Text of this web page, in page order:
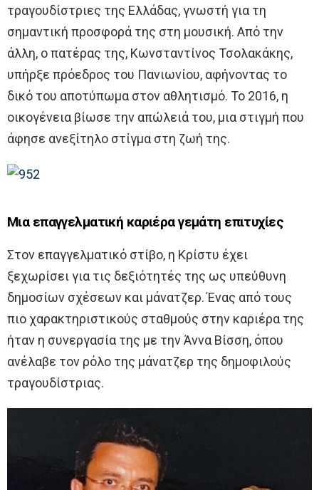
τραγουδίστριες της Ελλάδας, γνωστή για τη
σημαντική προσφορά της στη μουσική. Από την
άλλη, ο πατέρας της, Κωνσταντίνος Τσολακάκης,
υπήρξε πρόεδρος του Πανιωνίου, αφήνοντας το
δικό του αποτύπωμα στον αθλητισμό. Το 2016, η
οικογένεια βίωσε την απώλειά του, μια στιγμή που
άφησε ανεξίτηλο στίγμα στη ζωή της.
Μια επαγγελματική καριέρα γεμάτη επιτυχίες
Στον επαγγελματικό στίβο, η Κρίστυ έχει
ξεχωρίσει για τις δεξιότητές της ως υπεύθυνη
δημοσίων σχέσεων και μάνατζερ. Ένας από τους
πιο χαρακτηριστικούς σταθμούς στην καριέρα της
ήταν η συνεργασία της με την Άννα Βίσση, όπου
ανέλαβε τον ρόλο της μάνατζερ της δημοφιλούς
τραγουδίστριας.